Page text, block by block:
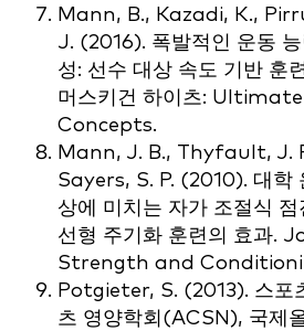
Mann, B., Kazadi, K.,
J. (2016). 폭발적인 운동
성: 선수 대상 속도 기반 훈
머스키건 하이츠:
Concepts.
Mann, J. B., Thyfault, J.
Sayers, S. P. (2010). 대학
상에 미치는 자가 조절식
선형 주기화 훈련의 효과.
Strength and
Potgieter, S. (2013). 스포
츠 영양학회(ACSN), 국제